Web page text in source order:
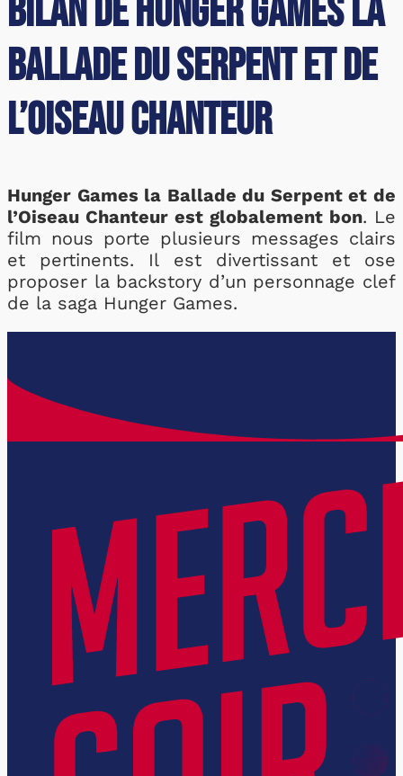
Bilan de Hunger Games la
Ballade du Serpent et de
l’Oiseau Chanteur
Hunger Games la Ballade du Serpent et de
l’Oiseau Chanteur est globalement bon. Le
film nous porte plusieurs messages clairs
et pertinents. Il est divertissant et ose
proposer la backstory d’un personnage clef
de la saga Hunger Games.